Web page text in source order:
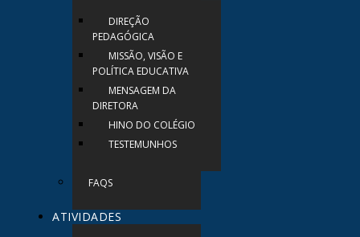
DIREÇÃO
PEDAGÓGICA
MISSÃO, VISÃO E
POLÍTICA EDUCATIVA
MENSAGEM DA
DIRETORA
HINO DO COLÉGIO
TESTEMUNHOS
FAQS
ATIVIDADES